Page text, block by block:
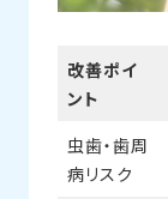
改善ポイ
ント
虫歯・歯周
病リスク